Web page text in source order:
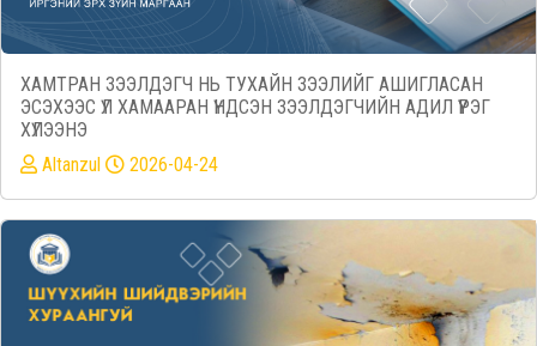
ХАМТРАН ЗЭЭЛДЭГЧ НЬ ТУХАЙН ЗЭЭЛИЙГ АШИГЛАСАН
ЭСЭХЭЭС ҮЛ ХАМААРАН ҮНДСЭН ЗЭЭЛДЭГЧИЙН АДИЛ ҮҮРЭГ
ХҮЛЭЭНЭ
Altanzul
2026-04-24